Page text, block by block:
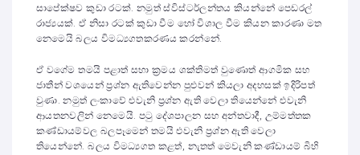
සාපේක්ෂව කුඩා රටක්. නමුත් ස්විස්ටර්ලන්තය කියන්නේ පෙඩරල්
රාජ්‍යයක්. ඒ නිසා රටක් කුඩා වීම හෝ විශාල වීම කියන කාරණා මත
නෙමෙයි බලය විමධ්‍යගතකරණය කරන්නේ.
ඒ වගේම තමයි පළාත් සභා ක්‍රමය ශක්තිමත් වුණොත් ආගමික සහ
ජාතීන් වශයෙන් ප්‍රශ්න ඇතිවෙන්න පුළුවන් කියලා අදහසක් ඉදිරිපත්
වුණා. නමුත් ලංකාවේ එවැනි ප්‍රශ්න ඇති වෙලා තියෙන්නේ එවැනි
ආයතනවලින් නෙමෙයි. පටු දේශපාලන සහ අන්තවාදී, උම්මත්තක
කණ්ඩායම්වල බලපෑමෙන් තමයි එවැනි ප්‍රශ්න ඇති වෙලා
තියෙන්නේ. බලය විමධ්‍යගත කළත්, නැතත් මෙවැනි කණ්ඩායම් බිහි